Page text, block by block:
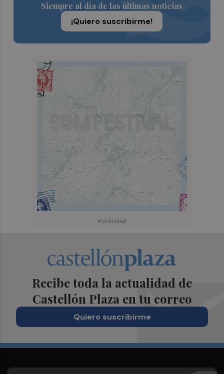
Siempre al día de las últimas noticias
¡Quiero suscribirme!
Recibe toda la actualidad de
Castellón Plaza en tu correo
Quiero suscribirme